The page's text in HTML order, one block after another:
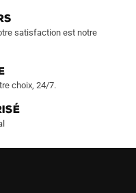
satisfaction est notre
choix, 24/7.